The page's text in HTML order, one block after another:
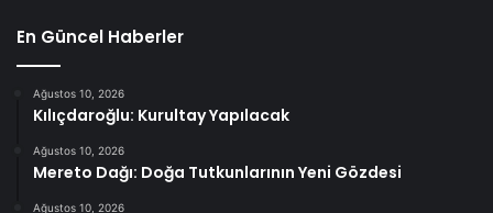
En Güncel Haberler
Ağustos 10, 2026
Kılıçdaroğlu: Kurultay Yapılacak
Ağustos 10, 2026
Mereto Dağı: Doğa Tutkunlarının Yeni Gözdesi
Ağustos 10, 2026